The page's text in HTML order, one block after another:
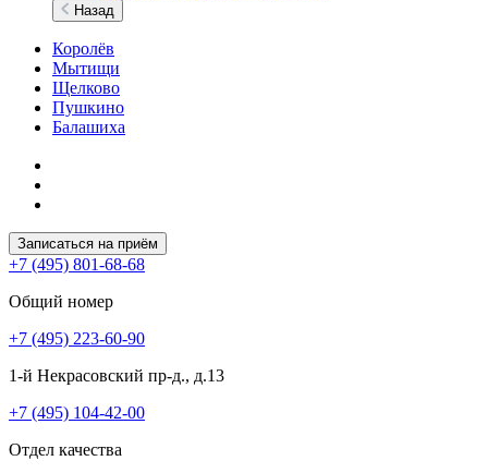
Назад
Королёв
Мытищи
Щелково
Пушкино
Балашиха
Записаться на приём
+7 (495) 801-68-68
Общий номер
+7 (495) 223-60-90
1-й Некрасовский пр-д., д.13
+7 (495) 104-42-00
Отдел качества